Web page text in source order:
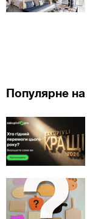
Популярне на